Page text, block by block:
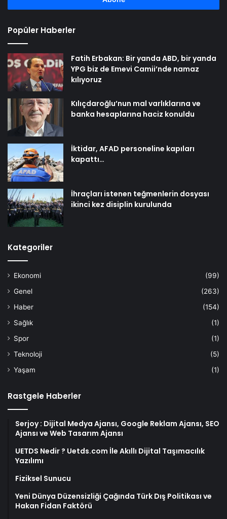
Popüler Haberler
Fatih Erbakan: Bir yanda ABD, bir yanda
YPG biz de Emevi Camii’nde namaz
kılıyoruz
Kılıçdaroğlu’nun mal varlıklarına ve
banka hesaplarına haciz konuldu
İktidar, AFAD personeline kapıları
kapattı…
İhraçları istenen teğmenlerin dosyası
ikinci kez disiplin kurulunda
Kategoriler
Ekonomi
(99)
Genel
(263)
Haber
(154)
Sağlık
(1)
Spor
(1)
Teknoloji
(5)
Yaşam
(1)
Rastgele Haberler
Serjoy : Dijital Medya Ajansı, Google Reklam Ajansı, SEO
Ajansı ve Web Tasarım Ajansı
UETDS Nedir ? Uetds.com İle Akıllı Dijital Taşımacılık
Yazılımı
Fiziksel Sunucu
Yeni Dünya Düzensizliği Çağında Türk Dış Politikası ve
Hakan Fidan Faktörü